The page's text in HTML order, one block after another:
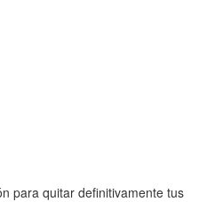
para quitar definitivamente tus